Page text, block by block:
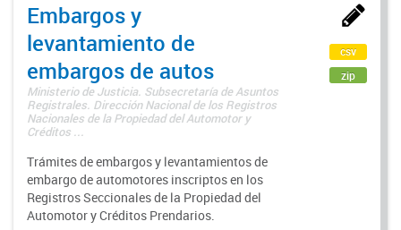
Embargos y
levantamiento de
embargos de autos
Ministerio de Justicia. Subsecretaría de Asuntos
Registrales. Dirección Nacional de los Registros
Nacionales de la Propiedad del Automotor y
Créditos ...
Trámites de embargos y levantamientos de
embargo de automotores inscriptos en los
Registros Seccionales de la Propiedad del
Automotor y Créditos Prendarios.
csv
zip